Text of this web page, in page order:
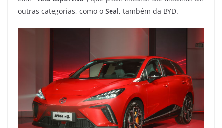
outras categorias, como o Seal, também da BYD.